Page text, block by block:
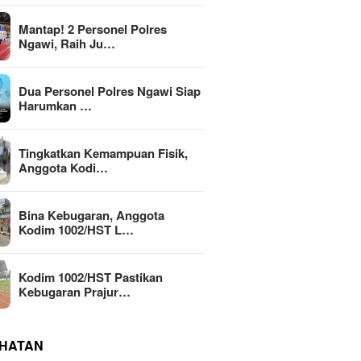
Mantap! 2 Personel Polres
Ngawi, Raih Ju…
Dua Personel Polres Ngawi Siap
Harumkan …
Tingkatkan Kemampuan Fisik,
Anggota Kodi…
Bina Kebugaran, Anggota
Kodim 1002/HST L…
Kodim 1002/HST Pastikan
Kebugaran Prajur…